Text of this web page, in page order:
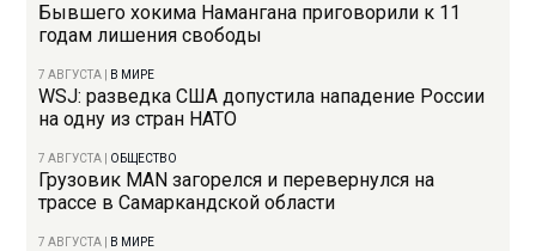
Бывшего хокима Намангана приговорили к 11
годам лишения свободы
7 АВГУСТА В МИРЕ
WSJ: разведка США допустила нападение России
на одну из стран НАТО
7 АВГУСТА ОБЩЕСТВО
Грузовик MAN загорелся и перевернулся на
трассе в Самаркандской области
7 АВГУСТА В МИРЕ